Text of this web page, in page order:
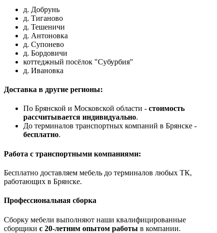
д. Добрунь
д. Тиганово
д. Тешеничи
д. Антоновка
д. Супонево
д. Бордовичи
коттеджный посёлок "Субурбия"
д. Ивановка
Доставка в другие регионы:
По Брянской и Московской области - стоимость
рассчитывается индивидуально.
До терминалов транспортных компаний в Брянске -
бесплатно.
Работа с транспортными компаниями:
Бесплатно доставляем мебель до терминалов любых ТК,
работающих в Брянске.
Профессиональная сборка
Сборку мебели выполняют наши квалифицированные
сборщики с 20-летним опытом работы в компании.